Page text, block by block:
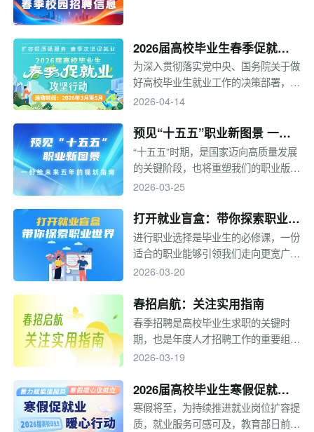
2026届高校毕业生春季促就业
攻坚行动
为深入贯彻落实党中央、国务院关于做
好高校毕业生就业工作的决策部署，抢
抓春季招聘关键期，加力加快就业工作
内开展2026届高校毕业生“春季促就业
攻坚行动
2026-04-14
预见“十五五”职业新图景 一份
给未来五年的规划指南
“十五五”时期，是国家迈向高质量发展
的关键阶段，也将重塑我们的职业版
图。未来五年，哪些行业将迎来风口？
级与科技变革，个人如何规划才能顺势
而为？本专题基于“十五五”规划纲要方
向，为你提供一份前瞻性的五年规划参
2026-03-25
打开就业盲盒：带你探索职业世
界
进行职业选择是毕业生的必修课，一份
适合的职业能够引领我们走向更宽广的
人生，本专题将推出一系列文章，从职
带大家一起了解各种职业、探索职业世
界，同学们要结合自身情况，综合考
虑，做出理性的选择。
2026-03-20
春招启航：关注实用指南
春季招聘是高校毕业生求职的关键时
期，也是年度人才招聘工作的重要组成
部分。为帮助毕业生明晰求职方向、掌
络、不同求职状态的应对策略以及基层
就业项目介绍，供毕业生参考。
2026-03-19
2026届高校毕业生寒假促就业
暖心行动
寒假将至，为持续推进就业岗位扩容提
质，就业服务可感可及，教育部日前部